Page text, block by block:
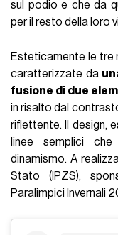
ripeteva sempre in
ognuno con un
Back-
completa, che
autobiografico,
dell’enorme leone
cresciuto in una
l’olandese di
travagliata e